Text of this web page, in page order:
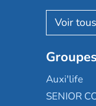
Aquarelia
Nexity
Les
Occitalia
Korian
Emera
Groupe SOS
Le Noble
Almage
Auxi'life
SENIOR